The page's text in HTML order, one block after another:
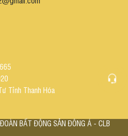
Tỉnh Thanh Hóa
BẤT ĐỘNG SẢN ĐÔNG Á - CLB